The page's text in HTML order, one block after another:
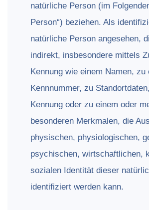
natürliche Person (im
Person“) beziehen. Als
natürliche Person angesehen,
indirekt, insbesondere mittels
Kennung wie einem Namen, zu
Kennnummer, zu
Kennung oder zu einem oder
besonderen Merkmalen, die
physischen, physiologischen,
psychischen, wirtschaftlichen,
sozialen Identität dieser
identifiziert werden kann.